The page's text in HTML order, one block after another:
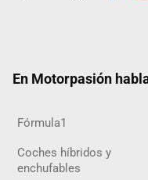
En Motorpasión
Fórmula1
Coches híbridos y
enchufables